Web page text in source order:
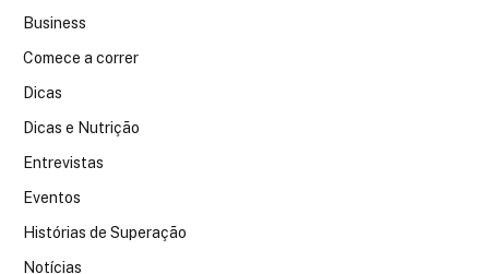
Business
Comece a correr
Dicas
Dicas e Nutrição
Entrevistas
Eventos
Histórias de Superação
Notícias